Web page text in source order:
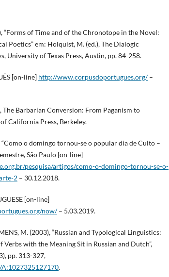
“Forms of Time and of the Chronotope in the Novel:
Poetics” em: Holquist, M. (ed.), The Dialogic
University of Texas Press, Austin, pp. 84-258.
[on-line] http://www.corpusdoportugues.org/–
The Barbarian Conversion: From Paganism to
California Press, Berkeley.
“Como o domingo tornou-se o popular dia de Culto –
São Paulo [on-line]
pesquisa/artigos/como-o-domingo-tornou-se-o-
2 – 30.12.2018.
[on-line]
now/– 5.03.2019.
M. (2003), “Russian and Typological Linguistics:
Verbs with the Meaning Sit in Russian and Dutch”,
pp. 313-327,
.